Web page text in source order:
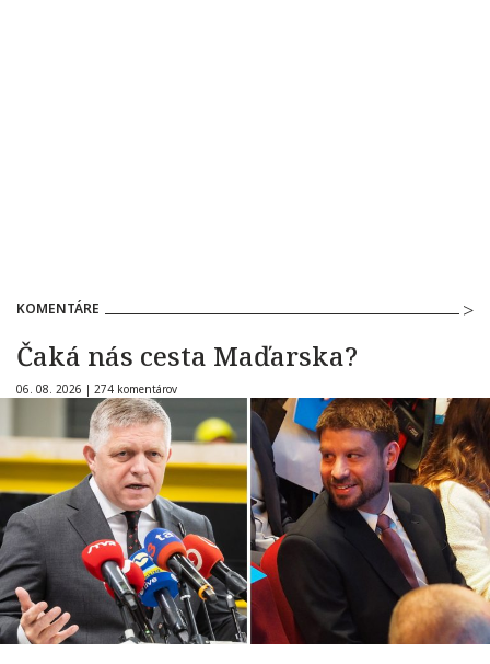
KOMENTÁRE
Čaká nás cesta Maďarska?
06. 08. 2026 | 274 komentárov